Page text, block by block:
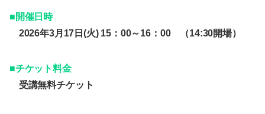
■開催日時
2026年3月17日(火) 15：00～16：00
（14:30開場）
■チケット料金
受講無料チケット